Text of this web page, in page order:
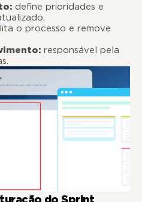
define prioridades e
o processo e remove
responsável pela